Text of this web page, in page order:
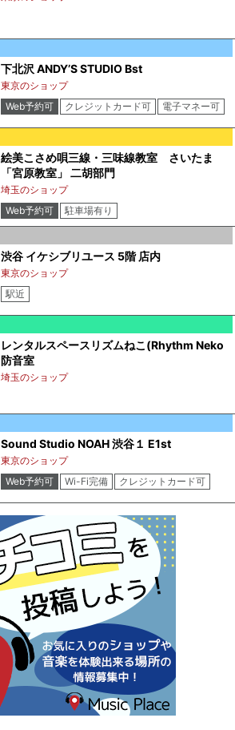
下北沢 ANDY’S STUDIO Bst
東京のショップ
Web予約可
クレジットカード可 電子マネー可
絵美こさめ唄三線・三味線教室 さいたま
「宮原教室」 二胡部門
埼玉のショップ
Web予約可
駐車場有り
渋谷 イケシブリユース 5階 店内
東京のショップ
駅近
レンタルスペースリズムねこ(Rhythm Neko
防音室
埼玉のショップ
Sound Studio NOAH 渋谷１ E1st
東京のショップ
Web予約可
Wi-Fi完備 クレジットカード可